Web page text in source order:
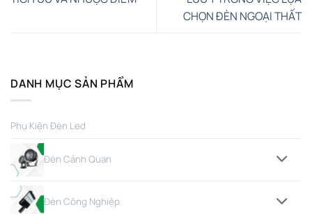
CHỌN ĐÈN NGOẠI THẤT
DANH MỤC SẢN PHẨM
Phụ Kiện Đèn Led
Đèn Cảnh Quan
Đèn Công Nghiệp